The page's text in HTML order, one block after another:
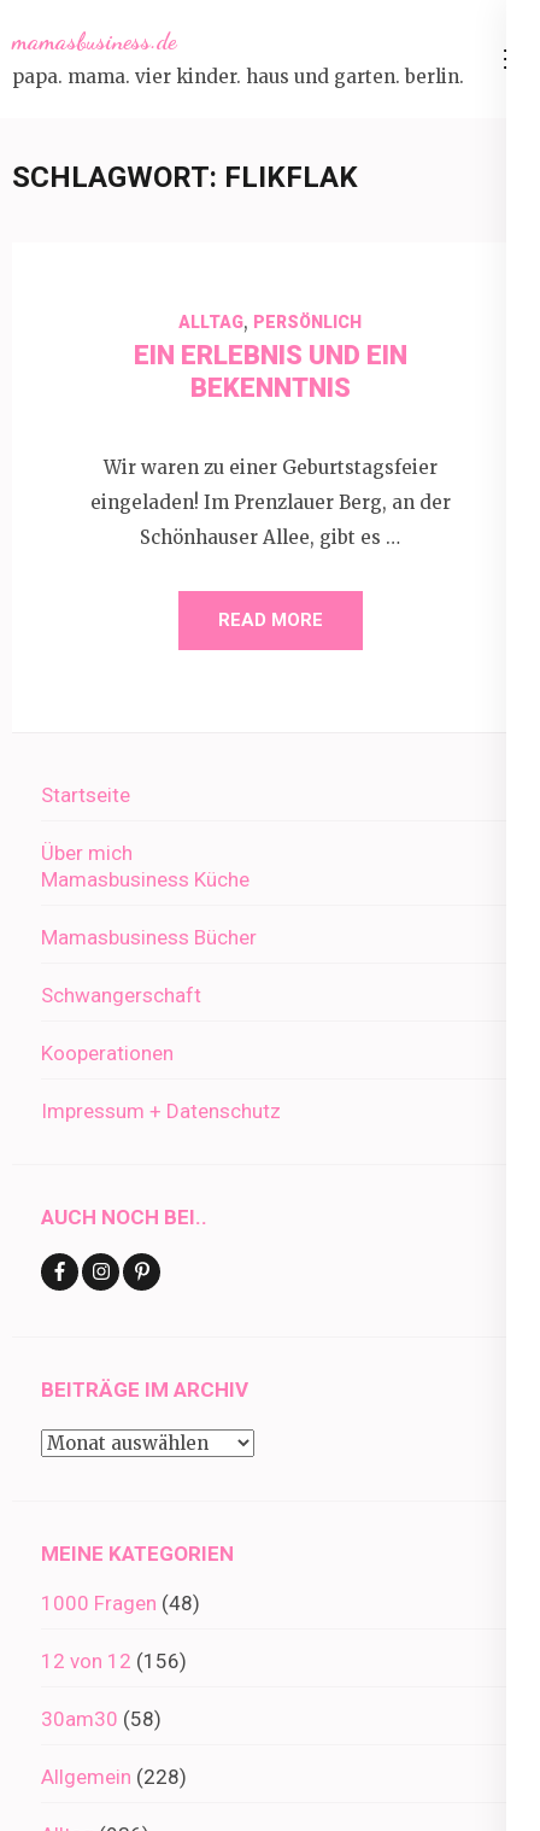
to
content
mamasbusiness.de
papa. mama. vier kinder. haus und garten. berlin.
SCHLAGWORT: FLIKFLAK
ALLTAG, PERSÖNLICH
EIN ERLEBNIS UND EIN
BEKENNTNIS
Wir waren zu einer Geburtstagsfeier
eingeladen! Im Prenzlauer Berg, an der
Schönhauser Allee, gibt es …
READ MORE
Startseite
Über mich
Mamasbusiness Küche
Mamasbusiness Bücher
Schwangerschaft
Kooperationen
Impressum + Datenschutz
AUCH NOCH BEI..
BEITRÄGE IM ARCHIV
Beiträge
MEINE KATEGORIEN
1000 Fragen (48)
12 von 12 (156)
30am30 (58)
Allgemein (228)